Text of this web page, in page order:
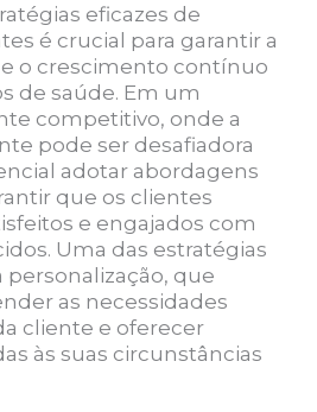
eficazes de
é crucial para garantir a
o crescimento contínuo
de saúde. Em um
competitivo, onde a
pode ser desafiadora
adotar abordagens
que os clientes
e engajados com
Uma das estratégias
que
as necessidades
cliente e oferecer
às suas circunstâncias